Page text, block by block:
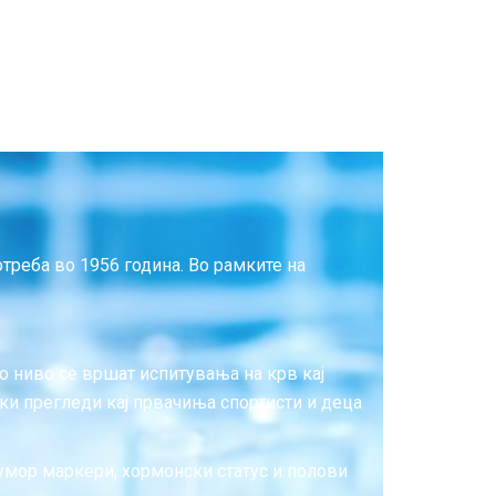
во 1956 година. Во рамките на
ниво се вршат испитувања на крв кај
прегледи кај првачиња спортисти и деца
маркери, хормонски статус и полови